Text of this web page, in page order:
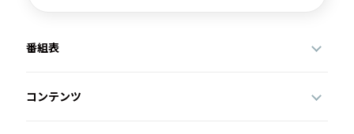
番組表
コンテンツ